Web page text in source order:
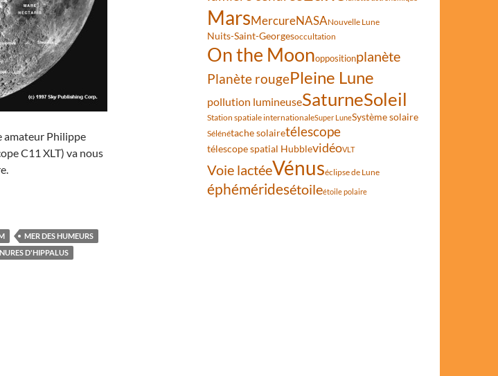
amateur Philippe
C11 XLT) va nous
explorer (8) : la mer des Humeurs
MER DES HUMEURS
D'HIPPALUS
MarsMercureNASANouvelle Lune
Nuits-Saint-Georgesoccultation
On the Moonoppositionplanète
Planète rougePleine Lune
pollution lumineuseSaturneSoleil
Station spatiale internationaleSuper LuneSystème solaire
Sélénétache solairetélescope
télescope spatial HubblevidéoVLT
Voie lactéeVénuséclipse de Lune
éphéméridesétoileétoile polaire